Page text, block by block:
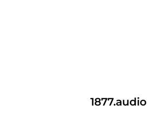
1877.audio